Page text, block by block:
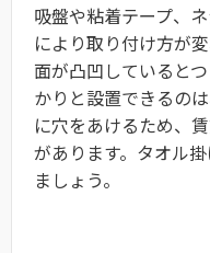
吸盤や粘着テープ、
により取り付け方が
面が凸凹していると
かりと設置できるの
に穴をあけるため、
があります。タオル
ましょう。